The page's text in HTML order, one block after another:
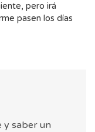
pero irá
pasen los días